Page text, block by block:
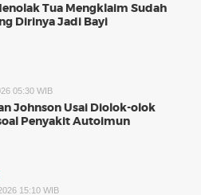
Tua Mengklaim Sudah
Dirinya Jadi Bayi
05:30 WIB
Johnson Usai Diolok-olok
Penyakit Autoimun
15:10 WIB